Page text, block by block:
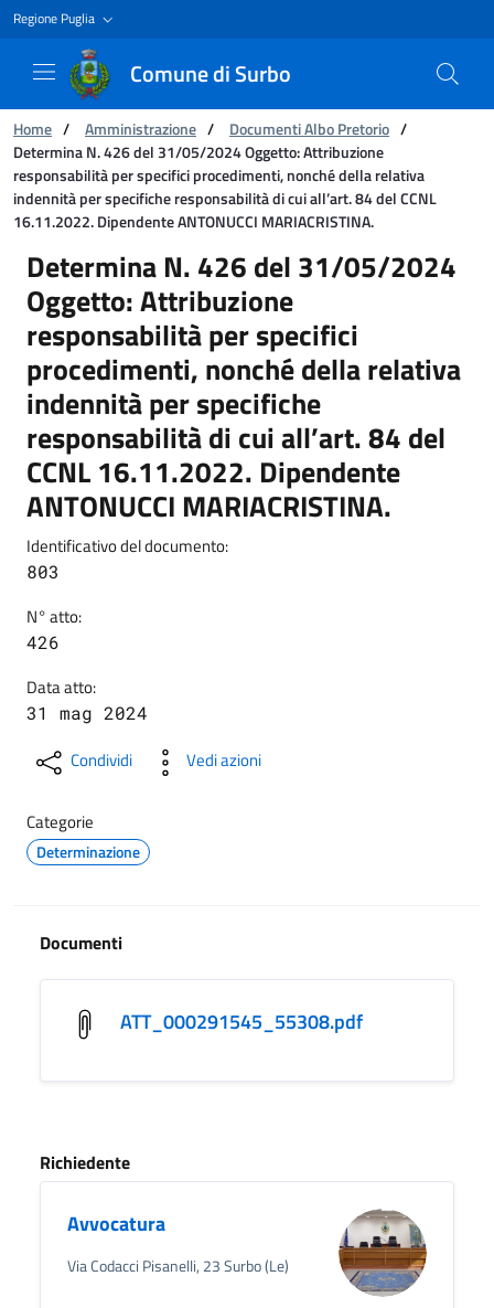
Regione Puglia
Comune di Surbo
Ti trovi in:
Home / Amministrazione / Documenti Albo Pretorio /
Determina N. 426 del 31/05/2024 Oggetto: Attribuzione
responsabilità per specifici procedimenti, nonché della relativa
indennità per specifiche responsabilità di cui all’art. 84 del CCNL
16.11.2022. Dipendente ANTONUCCI MARIACRISTINA.
Determina N. 426 del 31/05/2024 Oggetto:
Determina N. 426 del 31/05/2024
Oggetto: Attribuzione
responsabilità per specifici
procedimenti, nonché della relativa
indennità per specifiche
responsabilità di cui all’art. 84 del
CCNL 16.11.2022. Dipendente
ANTONUCCI MARIACRISTINA.
Identificativo del documento:
803
N° atto:
426
Data atto:
31 mag 2024
Condividi Vedi azioni
Categorie
Determinazione
Documenti
ATT_000291545_55308.pdf
Richiedente
Avvocatura
Via Codacci Pisanelli, 23 Surbo (Le)